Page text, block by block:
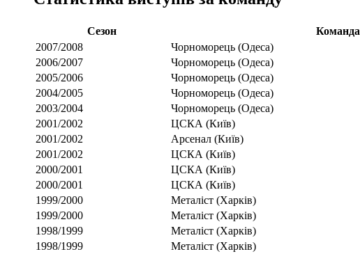
Сезон Команда
2007/2008
Чорноморець (Одеса)
2006/2007
Чорноморець (Одеса)
2005/2006
Чорноморець (Одеса)
2004/2005
Чорноморець (Одеса)
2003/2004
Чорноморець (Одеса)
2001/2002
ЦСКА (Київ)
2001/2002
Арсенал (Київ)
2001/2002
ЦСКА (Київ)
2000/2001
ЦСКА (Київ)
2000/2001
ЦСКА (Київ)
1999/2000
Металіст (Харків)
1999/2000
Металіст (Харків)
1998/1999
Металіст (Харків)
1998/1999
Металіст (Харків)